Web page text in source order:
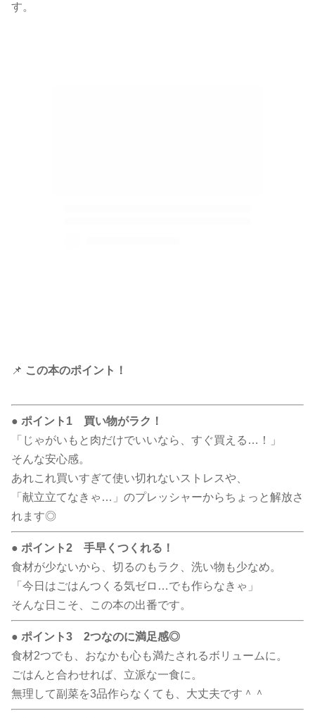
す。
📌 この本のポイント！
● ポイント1 買い物がラク！
「じゃがいもと肉だけでいいなら、すぐ買える…！」
そんな安心感。
あれこれ買いすぎて使い切れないストレスや、
「献立立てなきゃ…」のプレッシャーからちょっと解放さ
れます◎
● ポイント2 手早くつくれる！
食材が少ないから、切るのもラク、洗い物も少なめ。
「今日はごはんつくる気ゼロ…でも作らなきゃ」
そんな日こそ、この本の出番です。
● ポイント3 2つなのに満足感◎
食材2つでも、おなかも心も満たされるボリュームに。
ごはんと合わせれば、立派な一食に。
無理して副菜を3品作らなくても、大丈夫です＾＾